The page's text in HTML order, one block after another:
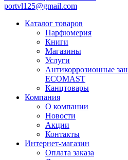
portvl125@gmail.com
Каталог товаров
Парфюмерия
Книги
Магазины
Услуги
Антикоррозионные
ECOMAST
Канцтовары
Компания
О компании
Новости
Акции
Контакты
Интернет-магазин
Оплата заказа